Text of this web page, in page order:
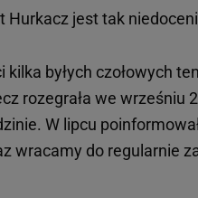
Hurkacz jest tak
byłych czołowych
rozegrała we wrześniu
W lipcu
wracamy do regularnie